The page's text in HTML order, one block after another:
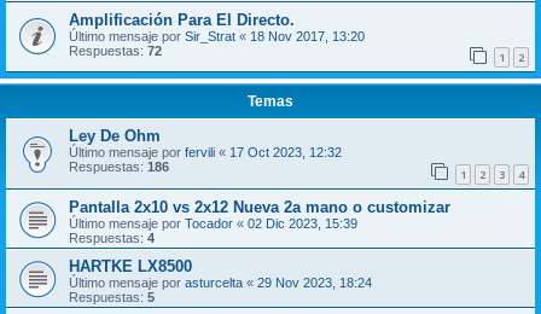
Amplificación Para El Directo.
Último mensaje por Sir_Strat « 18 Nov 2017, 13:20
Respuestas: 72 1 2
Temas
Ley De Ohm
Último mensaje por fervili « 17 Oct 2023, 12:32
Respuestas: 186 1 2 3 4
Pantalla 2x10 vs 2x12 Nueva 2a mano o customizar
Último mensaje por Tocador « 02 Dic 2023, 15:39
Respuestas: 4
HARTKE LX8500
Último mensaje por asturcelta « 29 Nov 2023, 18:24
Respuestas: 5